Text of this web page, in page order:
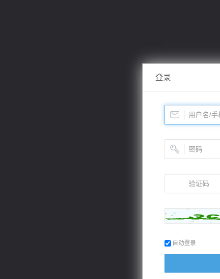
登录
自动登录